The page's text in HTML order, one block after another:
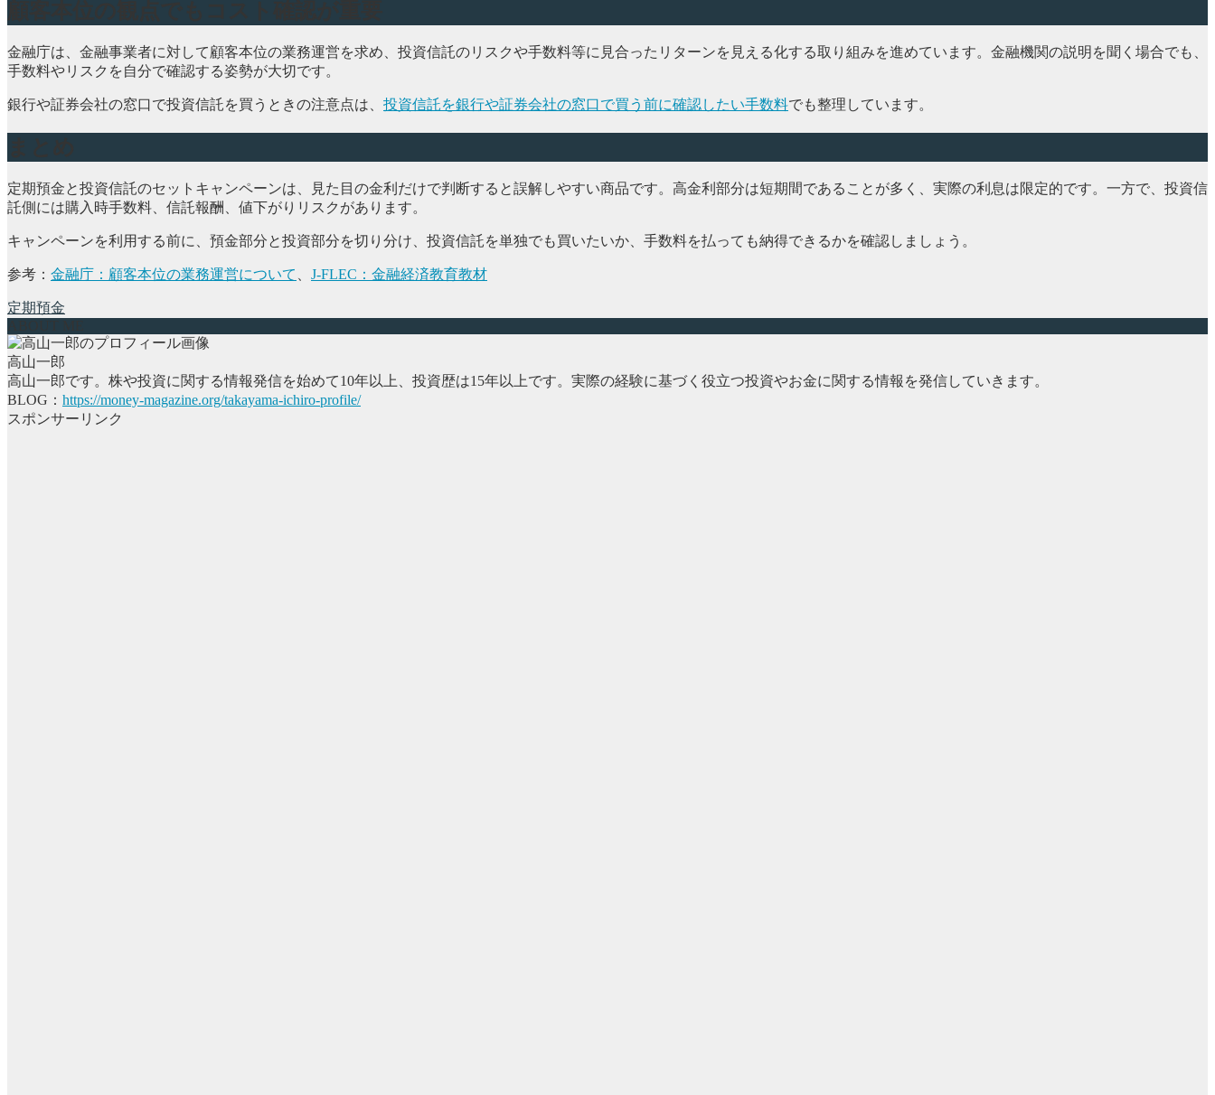
金融庁は、金融事業者に対して顧客本位の業務運営を求め、投資信託のリスクや手数料等に見合ったリターンを見える化する取り組みを進めています。金融機関の説明を聞く場合でも、
手数料やリスクを自分で確認する姿勢が大切です。
銀行や証券会社の窓口で投資信託を買うときの注意点は、 投資信託を銀行や証券会社の窓口で買う前に確認したい手数料でも整理しています。
定期預金と投資信託のセットキャンペーンは、見た目の金利だけで判断すると誤解しやすい商品です。高金利部分は短期間であることが多く、実際の利息は限定的です。一方で、投資信
託側には購入時手数料、信託報酬、値下がりリスクがあります。
キャンペーンを利用する前に、預金部分と投資部分を切り分け、投資信託を単独でも買いたいか、手数料を払っても納得できるかを確認しましょう。
参考： 金融庁：顧客本位の業務運営について J-FLEC：金融経済教育教材
定期預金
高山一郎
高山一郎です。株や投資に関する情報発信を始めて10年以上、投資歴は15年以上です。実際の経験に基づく役立つ投資やお金に関する情報を発信していきます。
BLOG： https://money-magazine.org/takayama-ichiro-profile/
スポンサーリンク